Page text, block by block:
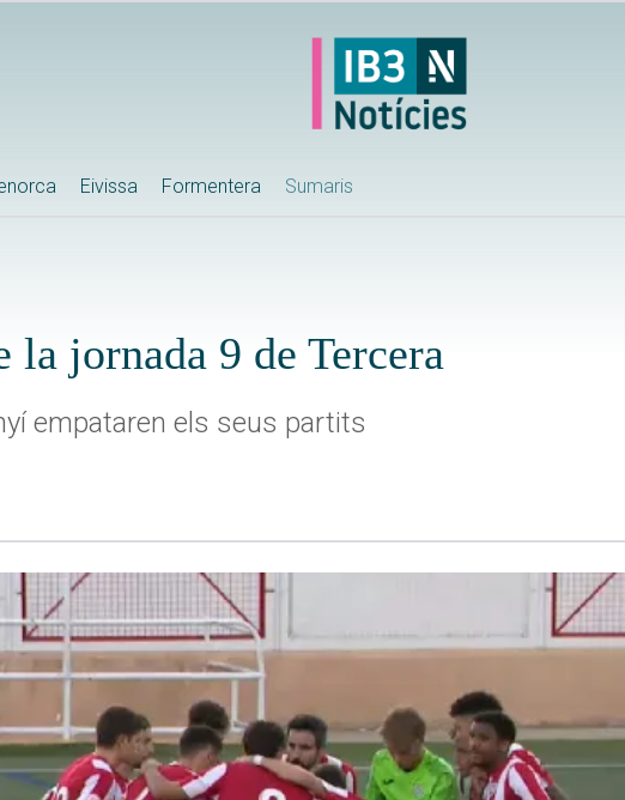
Eivissa Formentera Sumaris
la jornada 9 de Tercera
empataren els seus partits